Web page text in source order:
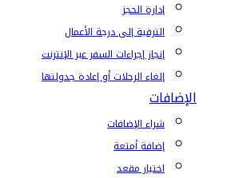
إدارة الحجز
الترقية إلى درجة الأعمال
إنجاز إجراءات السفر عبر الإنترنت
إلغاء الرحلات أو إعادة جدولتها
الإضافات
شراء الإضافات
إضافة أمتعة
اختيار مقعد